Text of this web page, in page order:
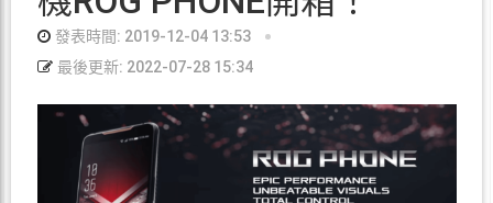
發表時間: 2019-12-04 13:53
最後更新: 2022-07-28 15:34